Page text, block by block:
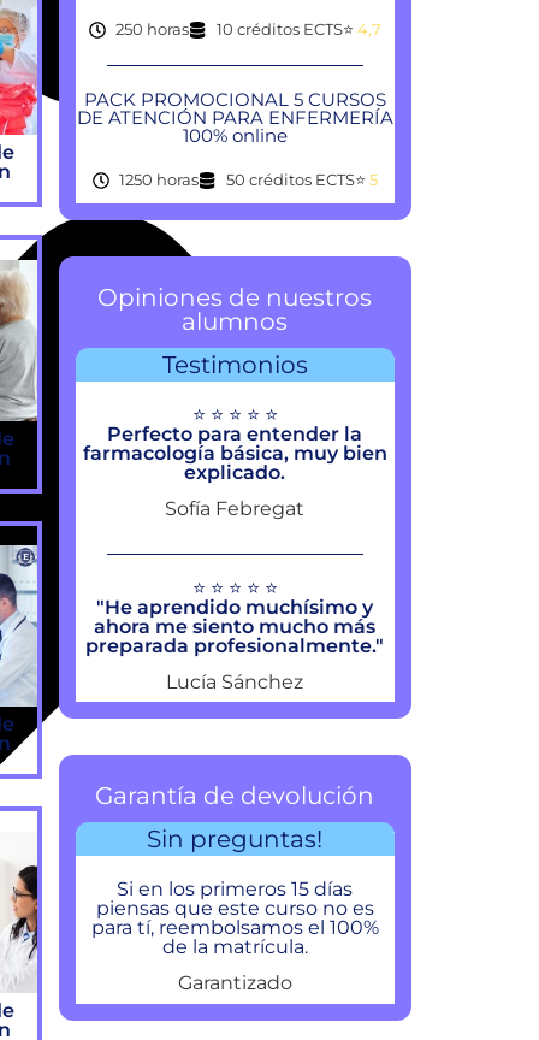
250 horas 10 créditos ECTS⭐ 4,7
PACK PROMOCIONAL 5 CURSOS
DE ATENCIÓN PARA ENFERMERÍA
100% online
1250 horas 50 créditos ECTS⭐ 5
Opiniones de nuestros
alumnos
Testimonios
⭐ ⭐ ⭐ ⭐ ⭐
Perfecto para entender la
farmacología básica, muy bien
explicado.
Sofía Febregat
⭐ ⭐ ⭐ ⭐ ⭐
"He aprendido muchísimo y
ahora me siento mucho más
preparada profesionalmente."
Lucía Sánchez
Garantía de devolución
Sin preguntas!
Si en los primeros 15 días
piensas que este curso no es
para tí, reembolsamos el 100%
de la matrícula.
Garantizado